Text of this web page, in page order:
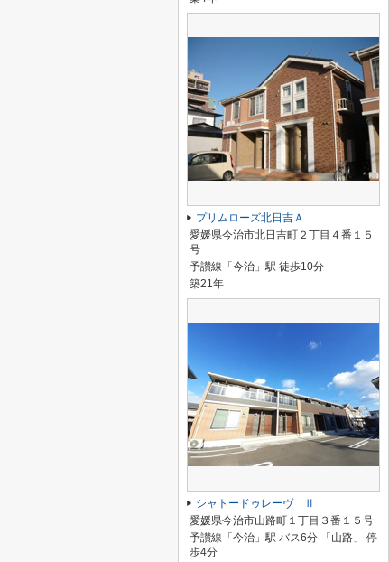
プリムローズ北日吉Ａ
愛媛県今治市北日吉町２丁目４番１５
号
予讃線「今治」駅 徒歩10分
築21年
シャトードゥレーヴ Ⅱ
愛媛県今治市山路町１丁目３番１５号
予讃線「今治」駅 バス6分 「山路」 停
歩4分